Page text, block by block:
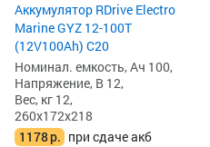
Аккумулятор RDrive Electro
Marine GYZ 12-100T
(12V100Ah) С20
Номинал. емкость, Ач 100,
Напряжение, В 12,
Вес, кг 12,
260x172x218
1178р. при сдаче акб